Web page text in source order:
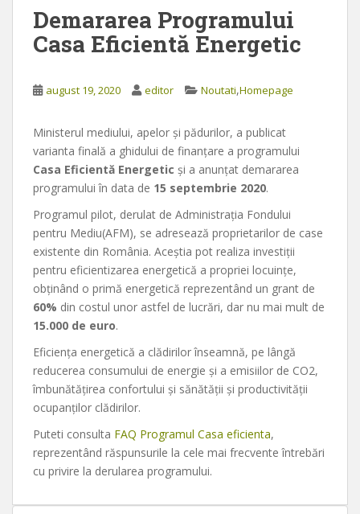
Demararea Programului
Casa Eficientă Energetic
august 19, 2020 editor Noutati,Homepage
Ministerul mediului, apelor și pădurilor, a publicat
varianta finală a ghidului de finanțare a programului
Casa Eficientă Energetic şi a anunţat demararea
programului în data de 15 septembrie 2020.
Programul pilot, derulat de Administrația Fondului
pentru Mediu(AFM), se adresează proprietarilor de case
existente din România. Aceștia pot realiza investiții
pentru eficientizarea energetică a propriei locuințe,
obţinând o primă energetică reprezentând un grant de
60% din costul unor astfel de lucrări, dar nu mai mult de
15.000 de euro.
Eficienţa energetică a clădirilor înseamnă, pe lângă
reducerea consumului de energie şi a emisiilor de CO2,
îmbunătăţirea confortului şi sănătăţii şi productivităţii
ocupanţilor clădirilor.
Puteti consulta FAQ Programul Casa eficienta,
reprezentând răspunsurile la cele mai frecvente întrebări
cu privire la derularea programului.